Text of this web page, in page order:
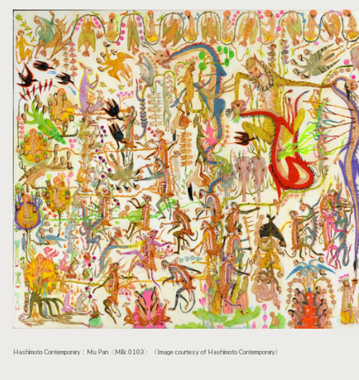
Hashimoto Contemporary：Mu Pan〈Milk 0103〉（Image courtesy of Hashimoto Contemporary）